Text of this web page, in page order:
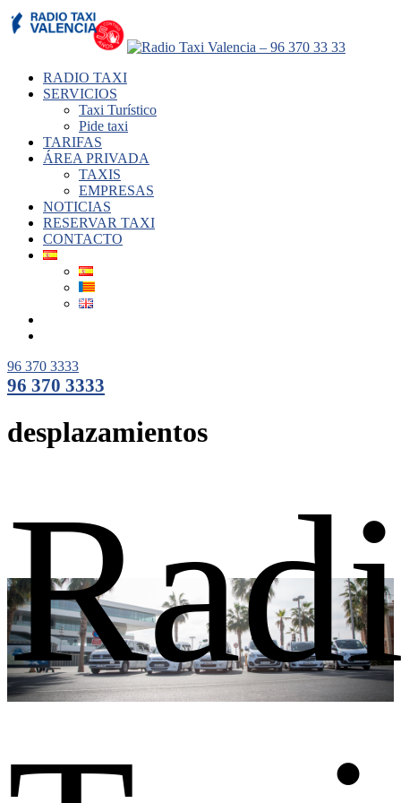
RADIO TAXI
SERVICIOS
Taxi Turístico
Pide taxi
TARIFAS
ÁREA PRIVADA
TAXIS
EMPRESAS
NOTICIAS
RESERVAR TAXI
CONTACTO
96 370 3333
96 370 3333
desplazamientos